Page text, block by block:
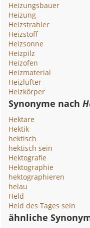
Heizungsbauer
Heizung
Heizstrahler
Heizstoff
Heizsonne
Heizpilz
Heizofen
Heizmaterial
Heizlüfter
Heizkörper
Synonyme nach
Hektare
Hektik
hektisch
hektisch sein
Hektografie
Hektographie
hektographieren
helau
Held
Held des Tages sein
ähnliche